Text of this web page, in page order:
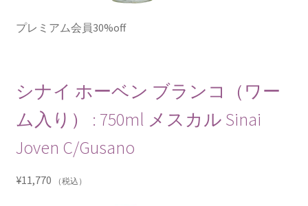
プレミアム会員30%off
シナイ ホーベン ブランコ（ワー
ム入り） : 750ml メスカル Sinai
Joven C/Gusano
¥11,770 （税込）